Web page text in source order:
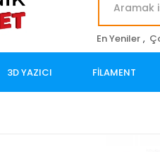
En Yeniler ,
3D YAZICI FİLAMENT